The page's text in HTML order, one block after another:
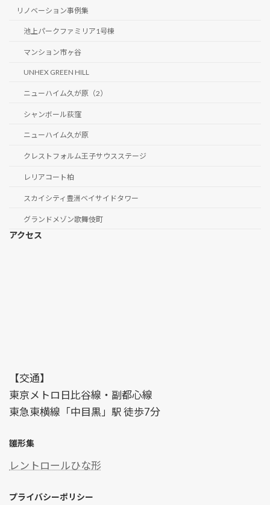
リノベーション事例集
池上パークファミリア1号棟
マンション市ヶ谷
UNHEX GREEN HILL
ニューハイム久が原（2）
シャンボール荻窪
ニューハイム久が原
クレストフォルム王子サウスステージ
レリアコート柏
スカイシティ豊洲ベイサイドタワー
グランドメゾン歌舞伎町
アクセス
【交通】
東京メトロ日比谷線・副都心線
東急東横線「中目黒」駅 徒歩7分
雛形集
レントロールひな形
プライバシーポリシー